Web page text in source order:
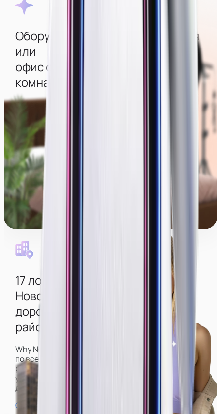
Оборудованная квартира‑студия
или
офис с изолированными
комнатами
Во всех комнатах создана атмосфера уюта, есть
стильный интерьер и мощные компьютеры с
большими современными мониторами
для удобства работы. Для качественной съемки
есть камеры, свет, дополнительная техника и
декор, создающие отличную картинку.
Смотреть фото мест →
17 локаций
в разных районах
Новоульяновска
для удобной
дороги до работы из любого
района
Why Not имеет большое количество вебкам-студий
по всему городу, включая центр и спальные
районы, что позволит вам подобрать наиболее
удобную и не тратить время на долгую дорогу
до работы и обратно.
Смотреть карту студий →